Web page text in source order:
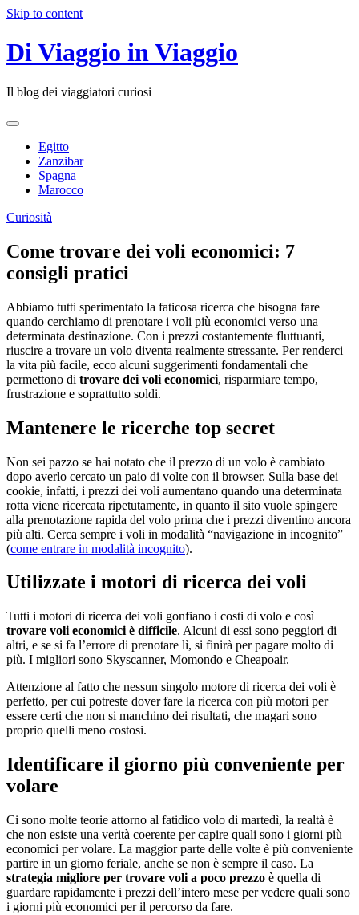
Skip to content
Di Viaggio in Viaggio
Il blog dei viaggiatori curiosi
Egitto
Zanzibar
Spagna
Marocco
Curiosità
Come trovare dei voli economici: 7
consigli pratici
Abbiamo tutti sperimentato la faticosa ricerca che bisogna fare
quando cerchiamo di prenotare i voli più economici verso una
determinata destinazione. Con i prezzi costantemente fluttuanti,
riuscire a trovare un volo diventa realmente stressante. Per renderci
la vita più facile, ecco alcuni suggerimenti fondamentali che
permettono di trovare dei voli economici, risparmiare tempo,
frustrazione e soprattutto soldi.
Mantenere le ricerche top secret
Non sei pazzo se hai notato che il prezzo di un volo è cambiato
dopo averlo cercato un paio di volte con il browser. Sulla base dei
cookie, infatti, i prezzi dei voli aumentano quando una determinata
rotta viene ricercata ripetutamente, in quanto il sito vuole spingere
alla prenotazione rapida del volo prima che i prezzi diventino ancora
più alti. Cerca sempre i voli in modalità “navigazione in incognito”
(come entrare in modalità incognito).
Utilizzate i motori di ricerca dei voli
Tutti i motori di ricerca dei voli gonfiano i costi di volo e così
trovare voli economici è difficile. Alcuni di essi sono peggiori di
altri, e se si fa l’errore di prenotare lì, si finirà per pagare molto di
più. I migliori sono Skyscanner, Momondo e Cheapoair.
Attenzione al fatto che nessun singolo motore di ricerca dei voli è
perfetto, per cui potreste dover fare la ricerca con più motori per
essere certi che non si manchino dei risultati, che magari sono
proprio quelli meno costosi.
Identificare il giorno più conveniente per
volare
Ci sono molte teorie attorno al fatidico volo di martedì, la realtà è
che non esiste una verità coerente per capire quali sono i giorni più
economici per volare. La maggior parte delle volte è più conveniente
partire in un giorno feriale, anche se non è sempre il caso. La
strategia migliore per trovare voli a poco prezzo è quella di
guardare rapidamente i prezzi dell’intero mese per vedere quali sono
i giorni più economici per il percorso da fare.